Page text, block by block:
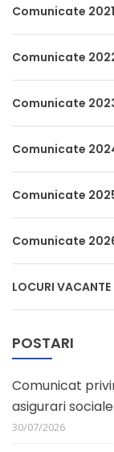
Comunicate 2021
Comunicate
Comunicate
Comunicate
Comunicate
Comunicate
LOCURI VACANTE
POSTARI
Comunicat
asigurari
30/07/2026